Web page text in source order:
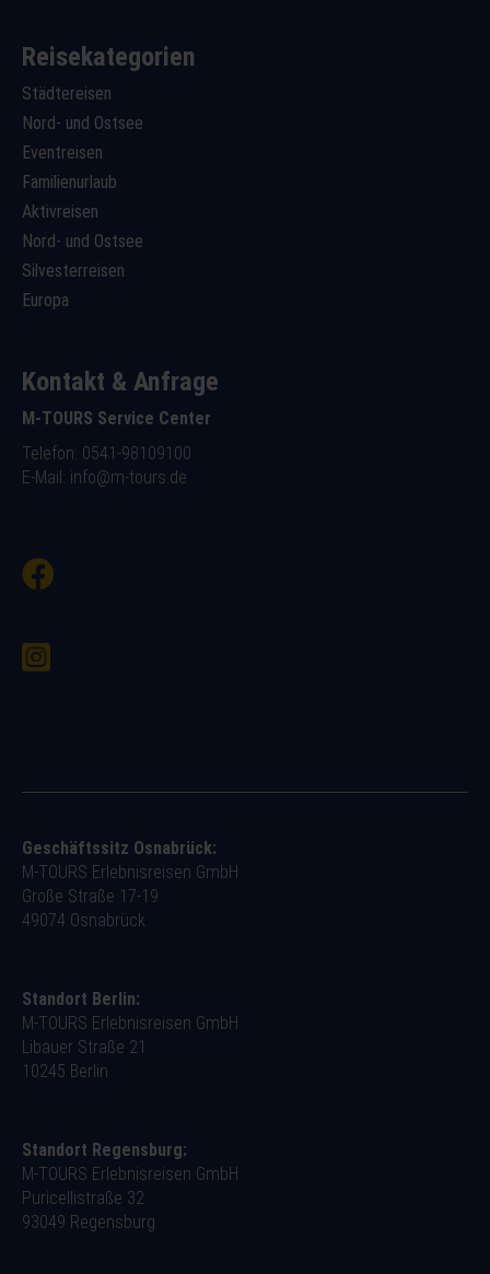
Reisekategorien
Städtereisen
Nord- und Ostsee
Eventreisen
Familienurlaub
Aktivreisen
Nord- und Ostsee
Silvesterreisen
Europa
Kontakt & Anfrage
M-TOURS Service Center
Telefon: 0541-98109100
E-Mail: info@m-tours.de
Geschäftssitz Osnabrück:
M-TOURS Erlebnisreisen GmbH
Große Straße 17-19
49074 Osnabrück
Standort Berlin:
M-TOURS Erlebnisreisen GmbH
Libauer Straße 21
10245 Berlin
Standort Regensburg:
M-TOURS Erlebnisreisen GmbH
Puricellistraße 32
93049 Regensburg